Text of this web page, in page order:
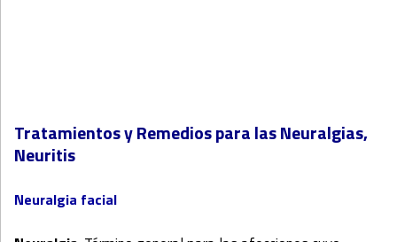
Tratamientos y Remedios para las Neuralgias,
Neuritis
Neuralgia facial